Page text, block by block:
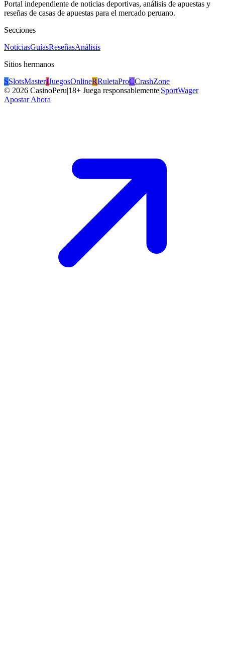
Portal independiente de noticias deportivas, análisis de apuestas y
reseñas de casas de apuestas para el mercado peruano.
Secciones
NoticiasGuíasReseñasAnálisis
Sitios hermanos
SSlotsMasterJJuegosOnlineRRuletaProCCrashZone
© 2026 CasinoPeru|18+ Juega responsablemente|SportWager
Apostar Ahora